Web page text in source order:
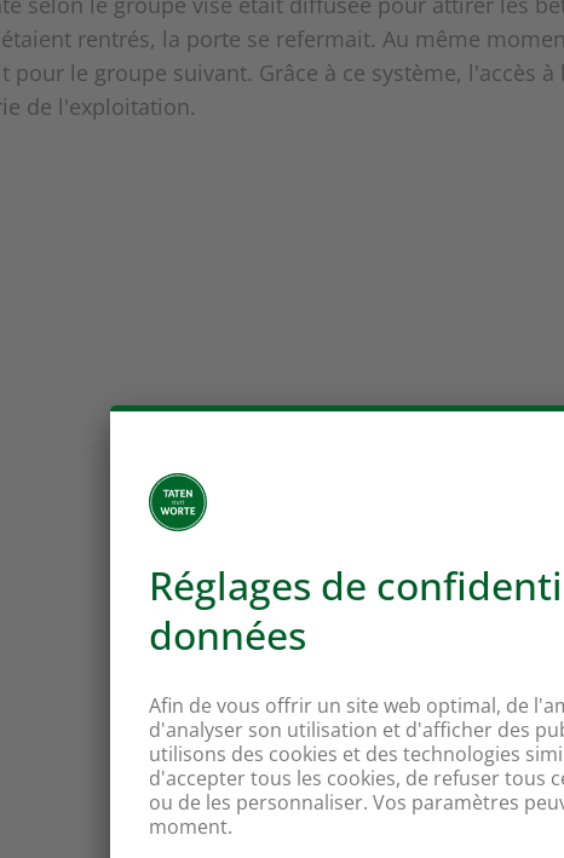
rentrés, la porte se refermait. Au même
pour le groupe suivant. Grâce à ce système, l'accès
de l'exploitation.